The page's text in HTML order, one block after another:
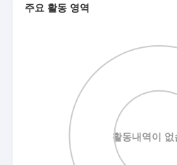
주요 활동 영역